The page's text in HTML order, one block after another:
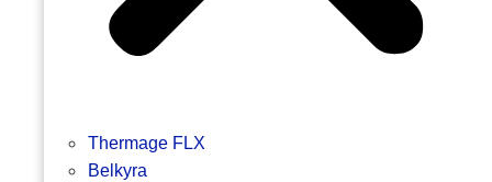
Thermage FLX
Belkyra